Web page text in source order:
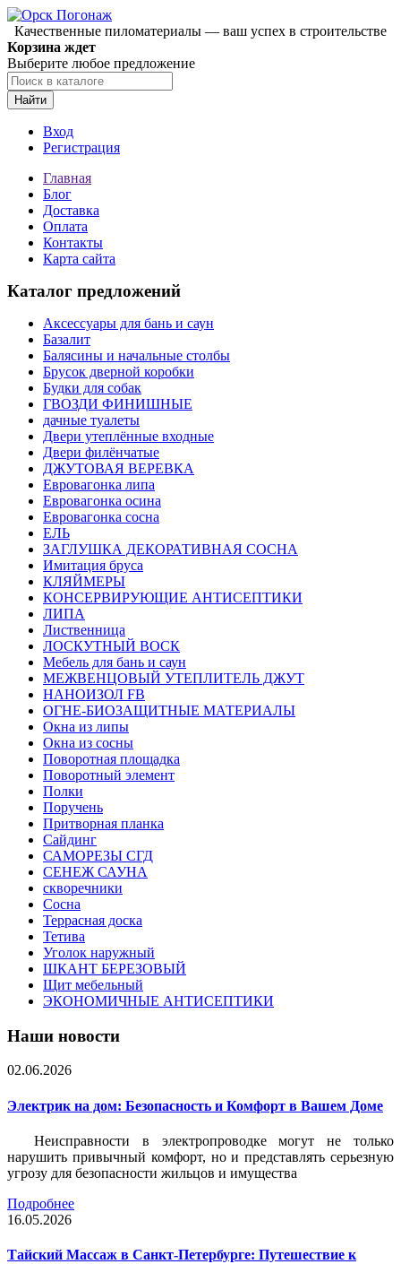
Качественные пиломатериалы — ваш успех в строительстве
Корзина ждет
Выберите любое предложение
Найти
Вход
Регистрация
Главная
Блог
Доставка
Оплата
Контакты
Карта сайта
Каталог предложений
Аксессуары для бань и саун
Базалит
Балясины и начальные столбы
Брусок дверной коробки
Будки для собак
ГВОЗДИ ФИНИШНЫЕ
дачные туалеты
Двери утеплённые входные
Двери филёнчатые
ДЖУТОВАЯ ВЕРЕВКА
Евровагонка липа
Евровагонка осина
Евровагонка сосна
ЕЛЬ
ЗАГЛУШКА ДЕКОРАТИВНАЯ СОСНА
Имитация бруса
КЛЯЙМЕРЫ
КОНСЕРВИРУЮЩИЕ АНТИСЕПТИКИ
ЛИПА
Лиственница
ЛОСКУТНЫЙ ВОСК
Мебель для бань и саун
МЕЖВЕНЦОВЫЙ УТЕПЛИТЕЛЬ ДЖУТ
НАНОИЗОЛ FB
ОГНЕ-БИОЗАЩИТНЫЕ МАТЕРИАЛЫ
Окна из липы
Окна из сосны
Поворотная площадка
Поворотный элемент
Полки
Поручень
Притворная планка
Сайдинг
САМОРЕЗЫ СГД
СЕНЕЖ САУНА
скворечники
Сосна
Террасная доска
Тетива
Уголок наружный
ШКАНТ БЕРЕЗОВЫЙ
Щит мебельный
ЭКОНОМИЧНЫЕ АНТИСЕПТИКИ
Наши новости
02.06.2026
Электрик на дом: Безопасность и Комфорт в Вашем Доме
Неисправности в электропроводке могут не только
нарушить привычный комфорт, но и представлять серьезную
угрозу для безопасности жильцов и имущества
Подробнее
16.05.2026
Тайский Массаж в Санкт-Петербурге: Путешествие к